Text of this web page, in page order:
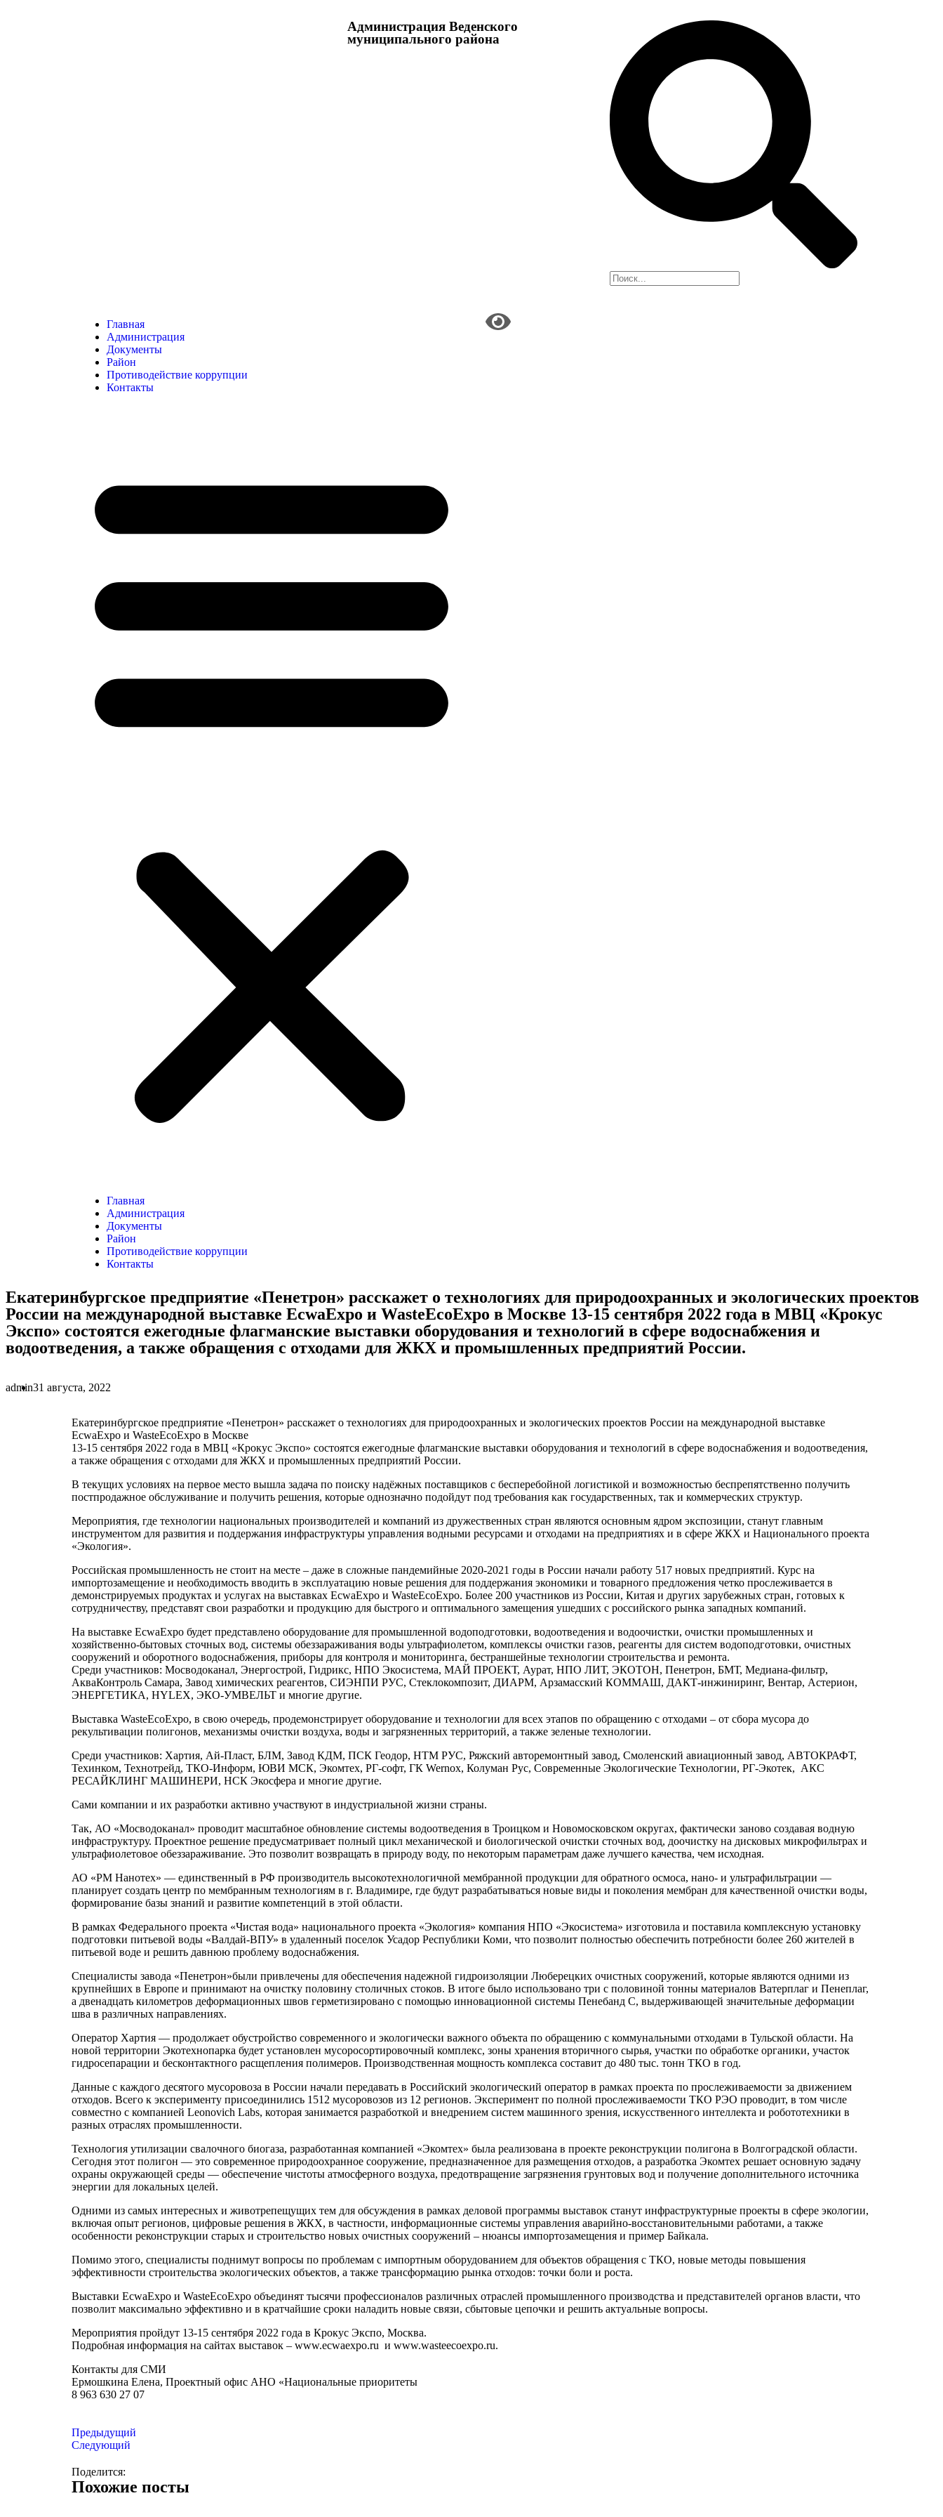
Администрация Веденского
муниципального района
Главная
Администрация
Документы
Район
Противодействие коррупции
Контакты
Главная
Администрация
Документы
Район
Противодействие коррупции
Контакты
Екатеринбургское предприятие «Пенетрон» расскажет о технологиях для природоохранных и экологических проектов
России на международной выставке EcwaExpo и WasteEcoExpo в Москве 13-15 сентября 2022 года в МВЦ «Крокус
Экспо» состоятся ежегодные флагманские выставки оборудования и технологий в сфере водоснабжения и
водоотведения, а также обращения с отходами для ЖКХ и промышленных предприятий России.
admin31 августа, 2022
Екатеринбургское предприятие «Пенетрон» расскажет о технологиях для природоохранных и экологических проектов России на международной выставке
EcwaExpo и WasteEcoExpo в Москве
13-15 сентября 2022 года в МВЦ «Крокус Экспо» состоятся ежегодные флагманские выставки оборудования и технологий в сфере водоснабжения и водоотведения,
а также обращения с отходами для ЖКХ и промышленных предприятий России.
В текущих условиях на первое место вышла задача по поиску надёжных поставщиков с бесперебойной логистикой и возможностью беспрепятственно получить
постпродажное обслуживание и получить решения, которые однозначно подойдут под требования как государственных, так и коммерческих структур.
Мероприятия, где технологии национальных производителей и компаний из дружественных стран являются основным ядром экспозиции, станут главным
инструментом для развития и поддержания инфраструктуры управления водными ресурсами и отходами на предприятиях и в сфере ЖКХ и Национального проекта
«Экология».
Российская промышленность не стоит на месте – даже в сложные пандемийные 2020-2021 годы в России начали работу 517 новых предприятий. Курс на
импортозамещение и необходимость вводить в эксплуатацию новые решения для поддержания экономики и товарного предложения четко прослеживается в
демонстрируемых продуктах и услугах на выставках EcwaExpo и WasteEcoExpo. Более 200 участников из России, Китая и других зарубежных стран, готовых к
сотрудничеству, представят свои разработки и продукцию для быстрого и оптимального замещения ушедших с российского рынка западных компаний.
На выставке EcwaExpo будет представлено оборудование для промышленной водоподготовки, водоотведения и водоочистки, очистки промышленных и
хозяйственно-бытовых сточных вод, системы обеззараживания воды ультрафиолетом, комплексы очистки газов, реагенты для систем водоподготовки, очистных
сооружений и оборотного водоснабжения, приборы для контроля и мониторинга, бестраншейные технологии строительства и ремонта.
Среди участников: Мосводоканал, Энергострой, Гидрикс, НПО Экосистема, МАЙ ПРОЕКТ, Аурат, НПО ЛИТ, ЭКОТОН, Пенетрон, БМТ, Медиана-фильтр,
АкваКонтроль Самара, Завод химических реагентов, СИЭНПИ РУС, Стеклокомпозит, ДИАРМ, Арзамасский КОММАШ, ДАКТ-инжиниринг, Вентар, Астерион,
ЭНЕРГЕТИКА, HYLEX, ЭКО-УМВЕЛЬТ и многие другие.
Выставка WasteEcoExpo, в свою очередь, продемонстрирует оборудование и технологии для всех этапов по обращению с отходами – от сбора мусора до
рекультивации полигонов, механизмы очистки воздуха, воды и загрязненных территорий, а также зеленые технологии.
Среди участников: Хартия, Ай-Пласт, БЛМ, Завод КДМ, ПСК Геодор, НТМ РУС, Ряжский авторемонтный завод, Смоленский авиационный завод, АВТОКРАФТ,
Техинком, Технотрейд, ТКО-Информ, ЮВИ МСК, Экомтех, РГ-софт, ГК Wernox, Колуман Рус, Современные Экологические Технологии, РГ-Экотек, АКС
РЕСАЙКЛИНГ МАШИНЕРИ, НСК Экосфера и многие другие.
Сами компании и их разработки активно участвуют в индустриальной жизни страны.
Так, АО «Мосводоканал» проводит масштабное обновление системы водоотведения в Троицком и Новомосковском округах, фактически заново создавая водную
инфраструктуру. Проектное решение предусматривает полный цикл механической и биологической очистки сточных вод, доочистку на дисковых микрофильтрах и
ультрафиолетовое обеззараживание. Это позволит возвращать в природу воду, по некоторым параметрам даже лучшего качества, чем исходная.
АО «РМ Нанотех» — единственный в РФ производитель высокотехнологичной мембранной продукции для обратного осмоса, нано- и ультрафильтрации —
планирует создать центр по мембранным технологиям в г. Владимире, где будут разрабатываться новые виды и поколения мембран для качественной очистки воды,
формирование базы знаний и развитие компетенций в этой области.
В рамках Федерального проекта «Чистая вода» национального проекта «Экология» компания НПО «Экосистема» изготовила и поставила комплексную установку
подготовки питьевой воды «Валдай-ВПУ» в удаленный поселок Усадор Республики Коми, что позволит полностью обеспечить потребности более 260 жителей в
питьевой воде и решить давнюю проблему водоснабжения.
Специалисты завода «Пенетрон»были привлечены для обеспечения надежной гидроизоляции Люберецких очистных сооружений, которые являются одними из
крупнейших в Европе и принимают на очистку половину столичных стоков. В итоге было использовано три с половиной тонны материалов Ватерплаг и Пенеплаг,
а двенадцать километров деформационных швов герметизировано с помощью инновационной системы Пенебанд С, выдерживающей значительные деформации
шва в различных направлениях.
Оператор Хартия — продолжает обустройство современного и экологически важного объекта по обращению с коммунальными отходами в Тульской области. На
новой территории Экотехнопарка будет установлен мусоросортировочный комплекс, зоны хранения вторичного сырья, участки по обработке органики, участок
гидросепарации и бесконтактного расщепления полимеров. Производственная мощность комплекса составит до 480 тыс. тонн ТКО в год.
Данные с каждого десятого мусоровоза в России начали передавать в Российский экологический оператор в рамках проекта по прослеживаемости за движением
отходов. Всего к эксперименту присоединились 1512 мусоровозов из 12 регионов. Эксперимент по полной прослеживаемости ТКО РЭО проводит, в том числе
совместно с компанией Leonovich Labs, которая занимается разработкой и внедрением систем машинного зрения, искусственного интеллекта и робототехники в
разных отраслях промышленности.
Технология утилизации свалочного биогаза, разработанная компанией «Экомтех» была реализована в проекте реконструкции полигона в Волгоградской области.
Сегодня этот полигон — это современное природоохранное сооружение, предназначенное для размещения отходов, а разработка Экомтех решает основную задачу
охраны окружающей среды — обеспечение чистоты атмосферного воздуха, предотвращение загрязнения грунтовых вод и получение дополнительного источника
энергии для локальных целей.
Одними из самых интересных и животрепещущих тем для обсуждения в рамках деловой программы выставок станут инфраструктурные проекты в сфере экологии,
включая опыт регионов, цифровые решения в ЖКХ, в частности, информационные системы управления аварийно-восстановительными работами, а также
особенности реконструкции старых и строительство новых очистных сооружений – нюансы импортозамещения и пример Байкала.
Помимо этого, специалисты поднимут вопросы по проблемам с импортным оборудованием для объектов обращения с ТКО, новые методы повышения
эффективности строительства экологических объектов, а также трансформацию рынка отходов: точки боли и роста.
Выставки EcwaExpo и WasteEcoExpo объединят тысячи профессионалов различных отраслей промышленного производства и представителей органов власти, что
позволит максимально эффективно и в кратчайшие сроки наладить новые связи, сбытовые цепочки и решить актуальные вопросы.
Мероприятия пройдут 13-15 сентября 2022 года в Крокус Экспо, Москва.
Подробная информация на сайтах выставок – www.ecwaexpo.ru и www.wasteecoexpo.ru.
Контакты для СМИ
Ермошкина Елена, Проектный офис АНО «Национальные приоритеты
8 963 630 27 07
Предыдущий
Следующий
Поделится:
Похожие посты